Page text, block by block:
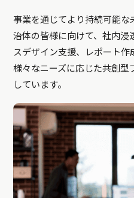
事業を通じてより持続可能な
治体の皆様に向けて、社内浸
スデザイン支援、レポート作
様々なニーズに応じた共創
しています。